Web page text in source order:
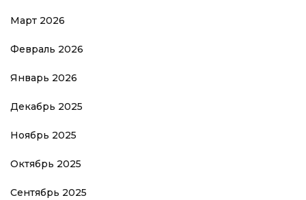
Март 2026
Февраль 2026
Январь 2026
Декабрь 2025
Ноябрь 2025
Октябрь 2025
Сентябрь 2025